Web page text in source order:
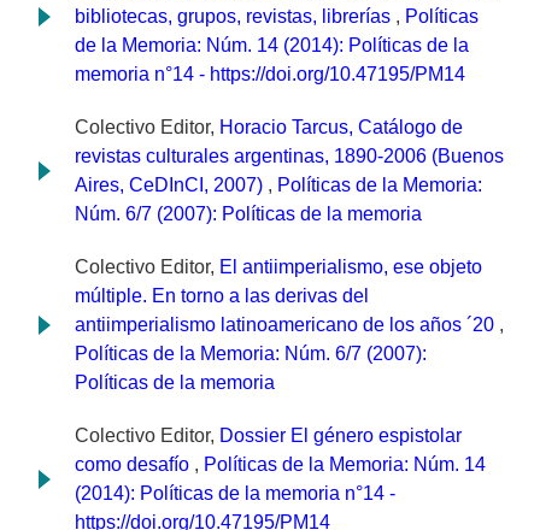
bibliotecas, grupos, revistas, librerías , Políticas
de la Memoria: Núm. 14 (2014): Políticas de la
memoria n°14 - https://doi.org/10.47195/PM14
Colectivo Editor, Horacio Tarcus, Catálogo de
revistas culturales argentinas, 1890-2006 (Buenos
Aires, CeDInCI, 2007) , Políticas de la Memoria:
Núm. 6/7 (2007): Políticas de la memoria
Colectivo Editor, El antiimperialismo, ese objeto
múltiple. En torno a las derivas del
antiimperialismo latinoamericano de los años ´20 ,
Políticas de la Memoria: Núm. 6/7 (2007):
Políticas de la memoria
Colectivo Editor, Dossier El género espistolar
como desafío , Políticas de la Memoria: Núm. 14
(2014): Políticas de la memoria n°14 -
https://doi.org/10.47195/PM14